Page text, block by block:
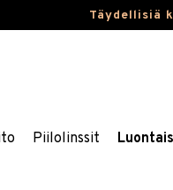
Täydellisiä
Piilolinssit